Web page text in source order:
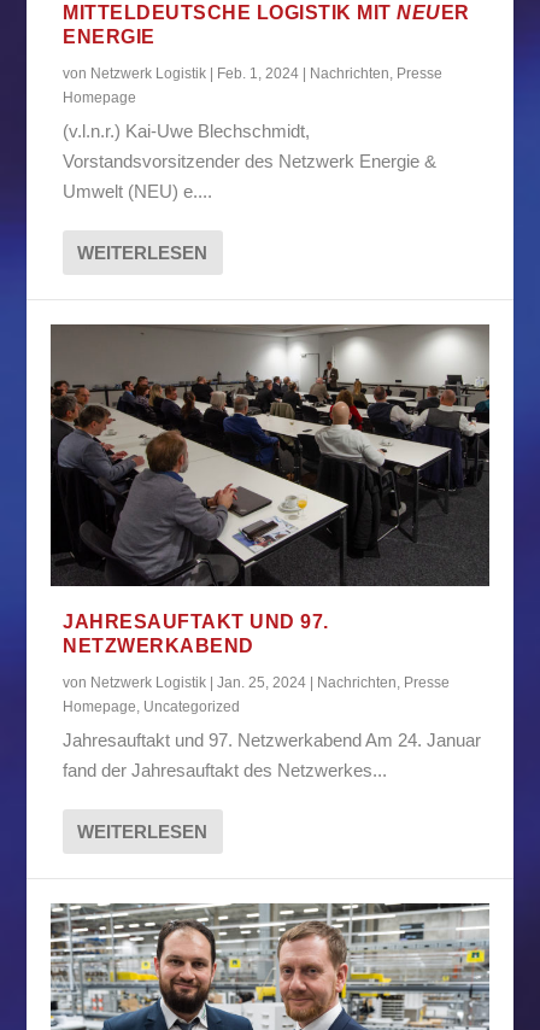
MITTELDEUTSCHE LOGISTIK MITNEU ER
ENERGIE
von Netzwerk Logistik | Feb. 1, 2024 | Nachrichten Presse
Homepage
(v.l.n.r.) Kai-Uwe Blechschmidt,
Vorstandsvorsitzender des Netzwerk Energie &
Umwelt (NEU) e....
WEITERLESEN
JAHRESAUFTAKT UND 97.
NETZWERKABEND
von Netzwerk Logistik |Jan. 25, 2024 Nachrichten, Presse
Homepage, Uncategorized
Jahresauftakt und 97. Netzwerkabend Am 24. Januar
fand der Jahresauftakt des Netzwerkes...
WEITERLESEN